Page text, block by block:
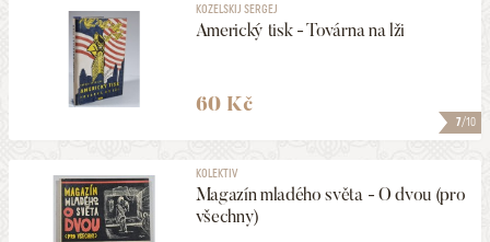
7/10
KOZELSKIJ SERGEJ
Americký tisk - Továrna na lži
60 Kč
KOLEKTIV
Magazín mladého světa - O dvou (pro
všechny)